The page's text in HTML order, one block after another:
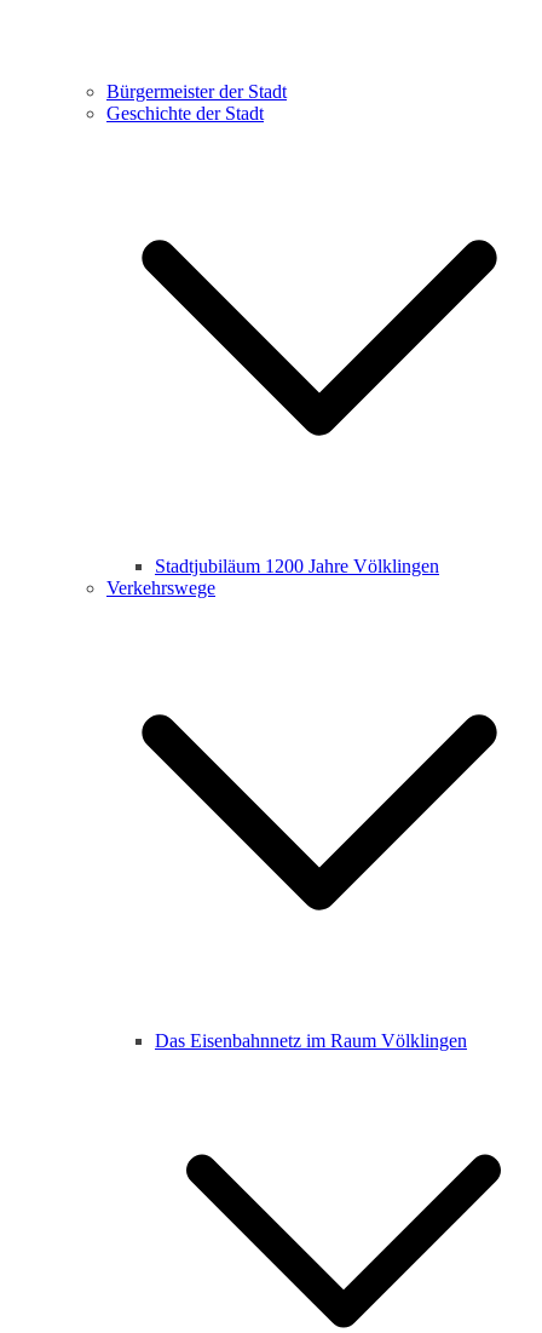
Bürgermeister der Stadt
Geschichte der Stadt
Stadtjubiläum 1200 Jahre Völklingen
Verkehrswege
Das Eisenbahnnetz im Raum Völklingen